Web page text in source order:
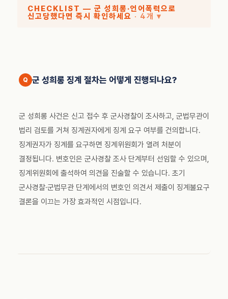
CHECKLIST — 군 성희롱·언어폭력으로
신고당했다면 즉시 확인하세요 · 4개 ▾
군 성희롱 징계 절차는 어떻게 진행되나요?
군 성희롱 사건은 신고 접수 후 군사경찰이 조사하고, 군법무관이
법리 검토를 거쳐 징계권자에게 징계 요구 여부를 건의합니다.
징계권자가 징계를 요구하면 징계위원회가 열려 처분이
결정됩니다. 변호인은 군사경찰 조사 단계부터 선임할 수 있으며,
징계위원회에 출석하여 의견을 진술할 수 있습니다. 초기
군사경찰·군법무관 단계에서의 변호인 의견서 제출이 징계불요구
결론을 이끄는 가장 효과적인 시점입니다.